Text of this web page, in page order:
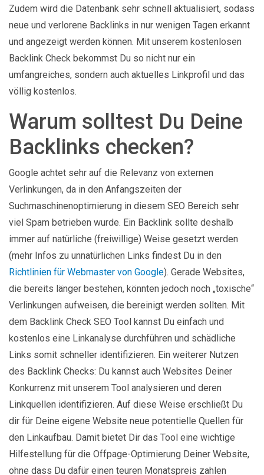
Zudem wird die Datenbank sehr schnell aktualisiert, sodass
neue und verlorene Backlinks in nur wenigen Tagen erkannt
und angezeigt werden können. Mit unserem kostenlosen
Backlink Check bekommst Du so nicht nur ein
umfangreiches, sondern auch aktuelles Linkprofil und das
völlig kostenlos.
Warum solltest Du Deine
Backlinks checken?
Google achtet sehr auf die Relevanz von externen
Verlinkungen, da in den Anfangszeiten der
Suchmaschinenoptimierung in diesem SEO Bereich sehr
viel Spam betrieben wurde. Ein Backlink sollte deshalb
immer auf natürliche (freiwillige) Weise gesetzt werden
(mehr Infos zu unnatürlichen Links findest Du in den
Richtlinien für Webmaster von Google). Gerade Websites,
die bereits länger bestehen, könnten jedoch noch „toxische“
Verlinkungen aufweisen, die bereinigt werden sollten. Mit
dem Backlink Check SEO Tool kannst Du einfach und
kostenlos eine Linkanalyse durchführen und schädliche
Links somit schneller identifizieren. Ein weiterer Nutzen
des Backlink Checks: Du kannst auch Websites Deiner
Konkurrenz mit unserem Tool analysieren und deren
Linkquellen identifizieren. Auf diese Weise erschließt Du
dir für Deine eigene Website neue potentielle Quellen für
den Linkaufbau. Damit bietet Dir das Tool eine wichtige
Hilfestellung für die Offpage-Optimierung Deiner Website,
ohne dass Du dafür einen teuren Monatspreis zahlen